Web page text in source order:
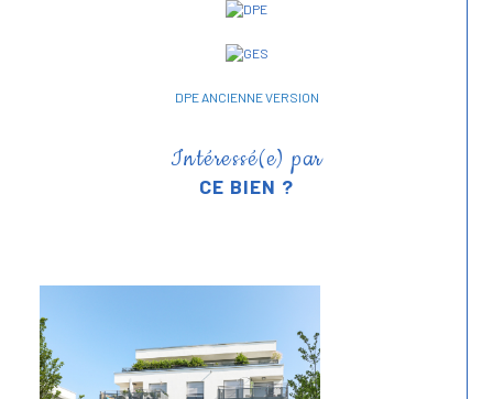
DPE ANCIENNE VERSION
Intéressé(e) par
CE BIEN ?